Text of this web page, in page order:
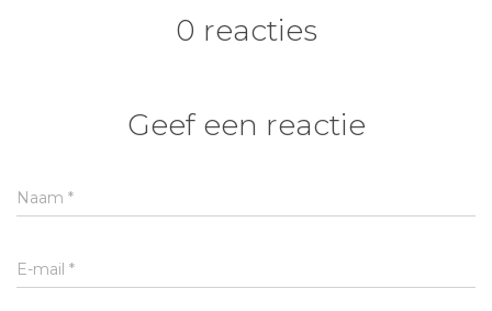
0 reacties
Geef een reactie
Naam *
E-mail *